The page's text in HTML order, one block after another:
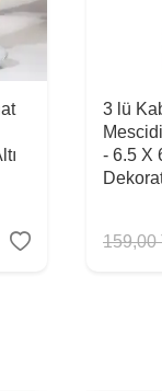
3 lü
- 6.5 X
159,00